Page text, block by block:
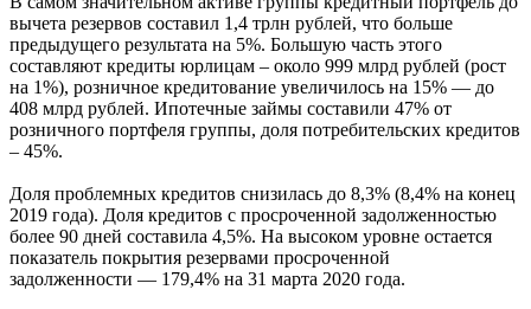
вычета резервов составил 1,4 трлн рублей, что больше
предыдущего результата на 5%. Большую часть этого
составляют кредиты юрлицам – около 999 млрд рублей (рост
на 1%), розничное кредитование увеличилось на 15% — до
408 млрд рублей. Ипотечные займы составили 47% от
розничного портфеля группы, доля потребительских кредитов
– 45%.
Доля проблемных кредитов снизилась до 8,3% (8,4% на конец
2019 года). Доля кредитов с просроченной задолженностью
более 90 дней составила 4,5%. На высоком уровне остается
показатель покрытия резервами просроченной
задолженности — 179,4% на 31 марта 2020 года.